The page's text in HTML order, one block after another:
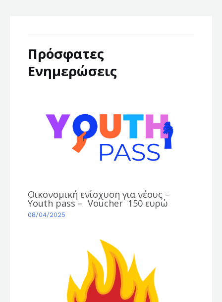
Πρόσφατες
Ενημερώσεις
Οικονομική ενίσχυση για νέους –
Youth pass – Voucher 150 ευρώ
08/04/2025